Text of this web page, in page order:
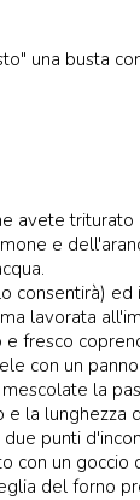
una busta
avete triturato
e
consentirà) ed
lavorata
fresco
con un
la
la lunghezza
punti
con un goccio
del forno